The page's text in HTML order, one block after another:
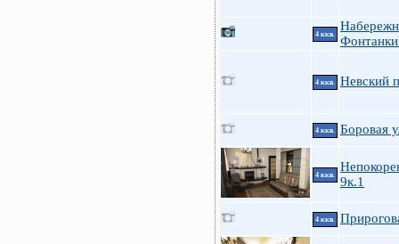
4 ккв.
4 ккв. Невский
4 ккв. Боровая
4 ккв.
9к.1
4 ккв.